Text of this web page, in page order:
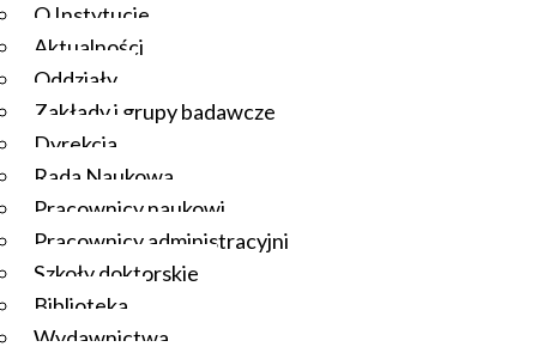
O Instytucie
Aktualności
Oddziały
Zakłady i grupy badawcze
Dyrekcja
Rada Naukowa
Pracownicy naukowi
Pracownicy administracyjni
Szkoły doktorskie
Biblioteka
Wydawnictwa